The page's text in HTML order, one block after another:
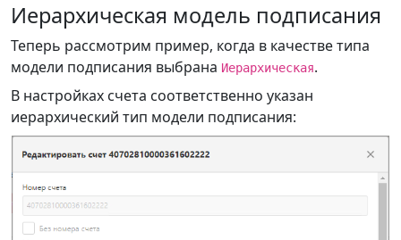
Иерархическая модель подписания
Теперь рассмотрим пример, когда в качестве типа
модели подписания выбрана Иерархическая.
В настройках счета соответственно указан
иерархический тип модели подписания: